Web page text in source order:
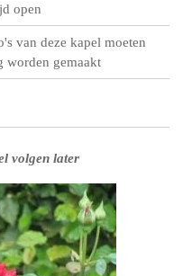
open
van deze kapel moeten
worden gemaakt
volgen later